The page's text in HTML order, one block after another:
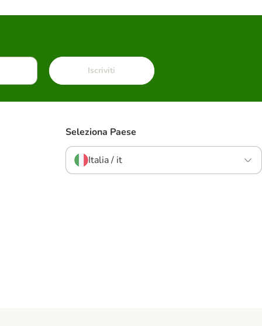
Iscriviti
Seleziona Paese
Italia / it